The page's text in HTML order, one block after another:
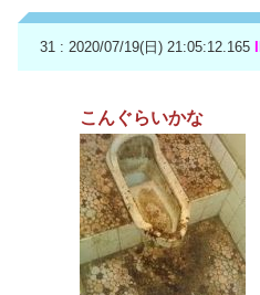
31 : 2020/07/19(日) 21:05:12.165
こんぐらいかな